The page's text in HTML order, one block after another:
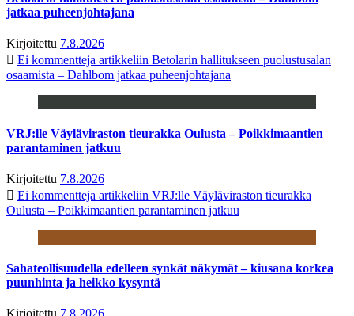
jatkaa puheenjohtajana
Kirjoitettu 7.8.2026
Ei kommentteja artikkeliin Betolarin hallitukseen puolustusalan
osaamista – Dahlbom jatkaa puheenjohtajana
VRJ:lle Väyläviraston tieurakka Oulusta – Poikkimaantien
parantaminen jatkuu
Kirjoitettu 7.8.2026
Ei kommentteja artikkeliin VRJ:lle Väyläviraston tieurakka
Oulusta – Poikkimaantien parantaminen jatkuu
Sahateollisuudella edelleen synkät näkymät – kiusana korkea
puunhinta ja heikko kysyntä